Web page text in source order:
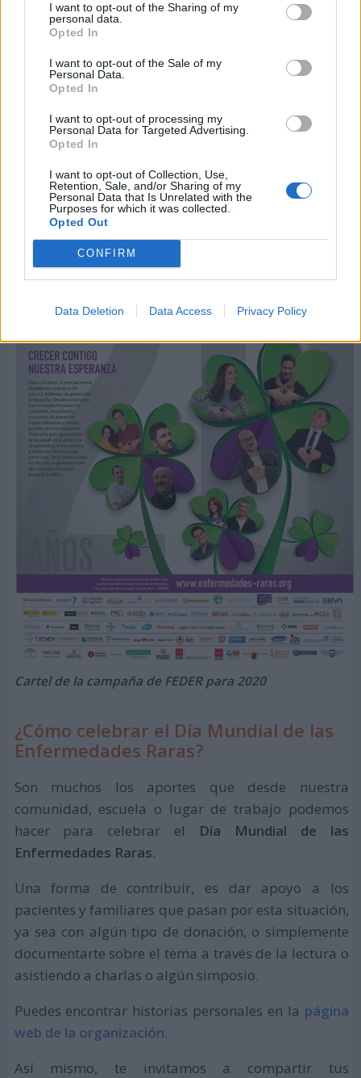
I want to opt-out of the Sharing of my
personal data.
Opted In
I want to opt-out of the Sale of my
Personal Data.
Opted In
I want to opt-out of processing my
Personal Data for Targeted Advertising.
Opted In
I want to opt-out of Collection, Use,
Retention, Sale, and/or Sharing of my
Personal Data that Is Unrelated with the
Purposes for which it was collected.
Opted Out
CONFIRM
Data Deletion Data Access Privacy Policy
En 2020, FEDER lanza la campaña por el
Internacional de las Enfermedades Raras
lema "Crecer contigo, nuestra esperanza", que
pondrá el acento en el movimiento asociativo que
de los más de tres millones de personas que viven
en España con alguna patología poco frecuente.
Cartel de la campaña de FEDER para 2020
¿Cómo celebrar el Día Mundial de las
Enfermedades Raras?
Son muchos los aportes que desde nuestra
comunidad, escuela o lugar de trabajo podemos
hacer para celebrar el Día Mundial de las
Enfermedades Raras.
Una forma de contribuir, es dar apoyo a los
pacientes y familiares que pasan por esta situación,
ya sea con algún tipo de donación, o simplemente
documentarte sobre el tema a través de la lectura o
asistiendo a charlas o algún simposio.
Puedes encontrar historias personales en la página
web de la organización.
Así mismo, te invitamos a compartir tus